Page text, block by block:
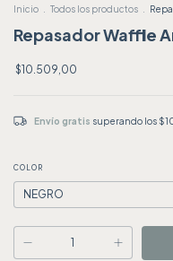
Inicio Todos los productos
Repasador Waffle
$10.509,00
Envío gratis superando los
COLOR